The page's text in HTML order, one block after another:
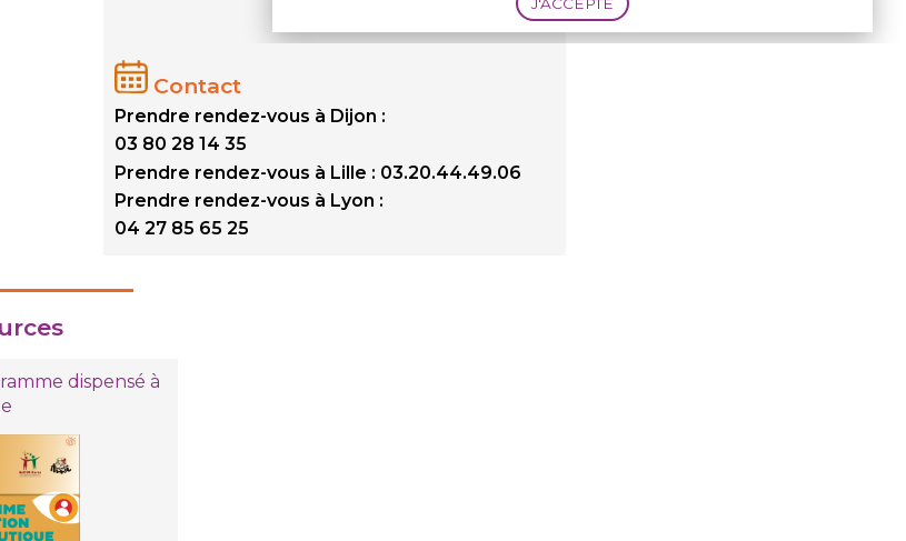
Contact
Prendre rendez-vous à Dijon :
03 80 28 14 35
Prendre rendez-vous à Lille : 03.20.44.49.06
Prendre rendez-vous à Lyon :
04 27 85 65 25
dispensé à